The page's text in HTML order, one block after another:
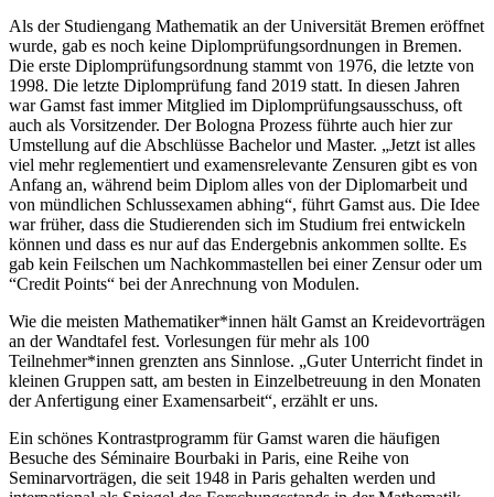
Als der Studiengang Mathematik an der Universität Bremen eröffnet
wurde, gab es noch keine Diplomprüfungsordnungen in Bremen.
Die erste Diplomprüfungsordnung stammt von 1976, die letzte von
1998. Die letzte Diplomprüfung fand 2019 statt. In diesen Jahren
war Gamst fast immer Mitglied im Diplomprüfungsausschuss, oft
auch als Vorsitzender. Der Bologna Prozess führte auch hier zur
Umstellung auf die Abschlüsse Bachelor und Master. „Jetzt ist alles
viel mehr reglementiert und examensrelevante Zensuren gibt es von
Anfang an, während beim Diplom alles von der Diplomarbeit und
von mündlichen Schlussexamen abhing“, führt Gamst aus. Die Idee
war früher, dass die Studierenden sich im Studium frei entwickeln
können und dass es nur auf das Endergebnis ankommen sollte. Es
gab kein Feilschen um Nachkommastellen bei einer Zensur oder um
“Credit Points“ bei der Anrechnung von Modulen.
Wie die meisten Mathematiker*innen hält Gamst an Kreidevorträgen
an der Wandtafel fest. Vorlesungen für mehr als 100
Teilnehmer*innen grenzten ans Sinnlose. „Guter Unterricht findet in
kleinen Gruppen satt, am besten in Einzelbetreuung in den Monaten
der Anfertigung einer Examensarbeit“, erzählt er uns.
Ein schönes Kontrastprogramm für Gamst waren die häufigen
Besuche des Séminaire Bourbaki in Paris, eine Reihe von
Seminarvorträgen, die seit 1948 in Paris gehalten werden und